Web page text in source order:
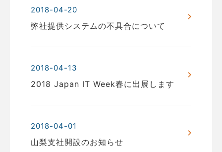
2018-04-20
弊社提供システムの不具合について
2018-04-13
2018 Japan IT Week春に出展します
2018-04-01
山梨支社開設のお知らせ